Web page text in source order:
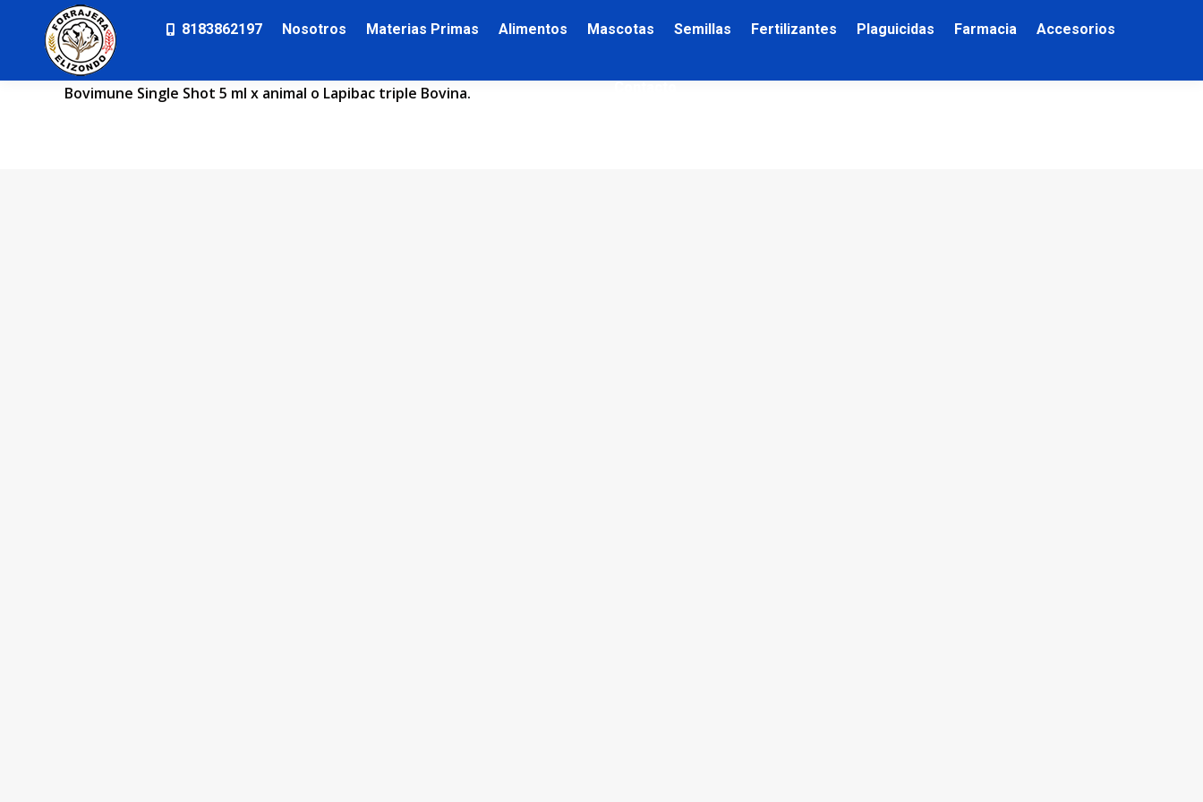
8183862197 Nosotros Materias Primas Alimentos Mascotas Semillas Fertilizantes Plaguicidas Farmacia Accesorios
Bovimune Single Shot 5 ml x animal o Lapibac triple Bovina.